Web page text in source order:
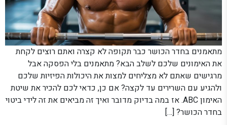
מתאמנים בחדר הכושר כבר תקופה לא קצרה ואתם רוצים לקחת
את האימונים שלכם לשלב הבא? מתאמנים בלי הפסקה אבל
מרגישים שאתם לא מצליחים למצות את היכולות הפיזיות שלכם
ולהגיע עם השרירים עד לקצה? אם כן, כדאי לכם להכיר את שיטת
האימון ABC. אז במה בדיוק מדובר ואיך זה מביאים את זה לידי ביטוי
בחדר הכושר? […]